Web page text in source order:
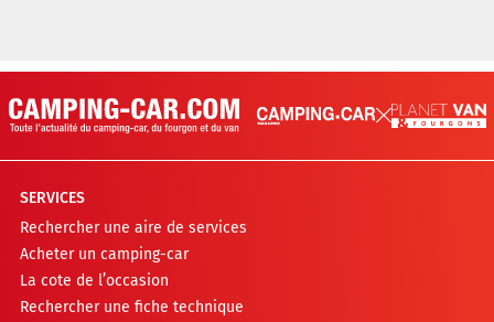
SERVICES
Rechercher une aire de services
Acheter un camping-car
La cote de l’occasion
Rechercher une fiche technique